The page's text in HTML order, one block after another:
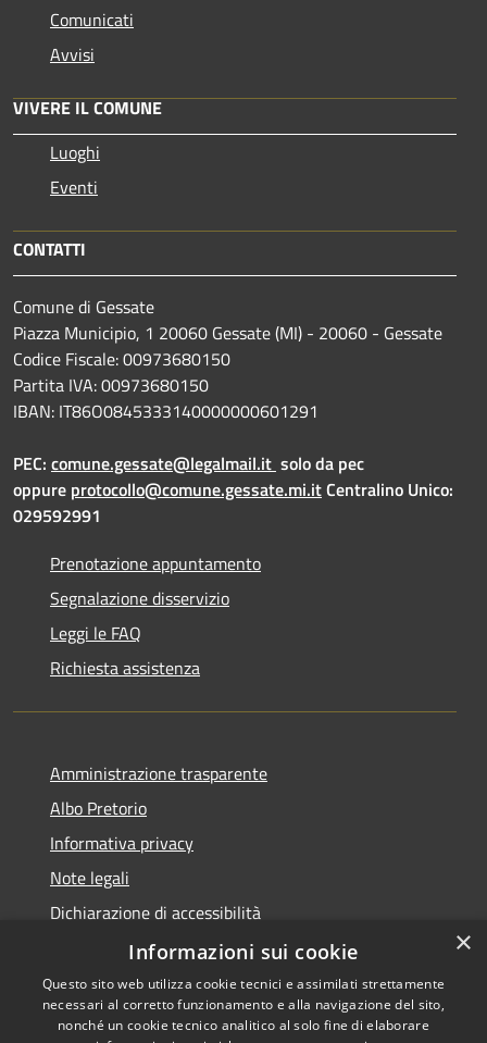
Comunicati
Avvisi
VIVERE IL COMUNE
Luoghi
Eventi
CONTATTI
Comune di Gessate
Piazza Municipio, 1 20060 Gessate (MI) - 20060 - Gessate
Codice Fiscale: 00973680150
Partita IVA: 00973680150
IBAN: IT86O0845333140000000601291
PEC: comune.gessate@legalmail.it solo da pec
oppure protocollo@comune.gessate.mi.itCentralino Unico:
029592991
Prenotazione appuntamento
Segnalazione disservizio
Leggi le FAQ
Richiesta assistenza
Amministrazione trasparente
Albo Pretorio
Informativa privacy
Note legali
Dichiarazione di accessibilità
Dichiarazione di accessibilità dal 2025
×
Informazioni sui cookie
Questo sito web utilizza cookie tecnici e assimilati strettamente
necessari al corretto funzionamento e alla navigazione del sito,
nonché un cookie tecnico analitico al solo fine di elaborare